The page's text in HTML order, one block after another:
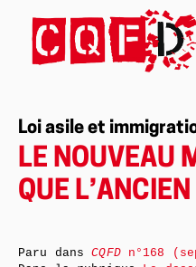
Loi asile et
LE NOUVEAU
QUE L’ANCIEN
Paru dansCQFDn°168